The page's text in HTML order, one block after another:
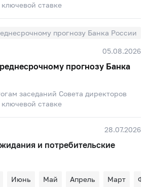
ставке
прогнозу Банка России
05.08.2026
прогнозу Банка
заседаний Совета директоров
ставке
28.07.2026
и потребительские
Июнь Май Апрель Март